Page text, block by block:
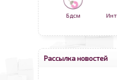
Бдсм
Рассылка новостей